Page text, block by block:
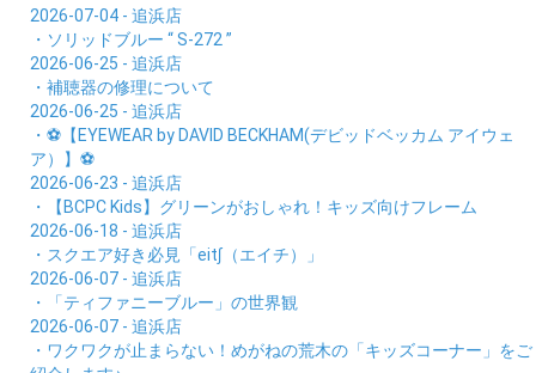
2026-07-04 - 追浜店
・ソリッドブルー “ S-272 ”
2026-06-25 - 追浜店
・補聴器の修理について
2026-06-25 - 追浜店
・⚽【EYEWEAR by DAVID BECKHAM(デビッドベッカム アイウェ
ア）】⚽
2026-06-23 - 追浜店
・【BCPC Kids】グリーンがおしゃれ！キッズ向けフレーム
2026-06-18 - 追浜店
・スクエア好き必見「eit∫（エイチ）」
2026-06-07 - 追浜店
・「ティファニーブルー」の世界観
2026-06-07 - 追浜店
・ワクワクが止まらない！めがねの荒木の「キッズコーナー」をご